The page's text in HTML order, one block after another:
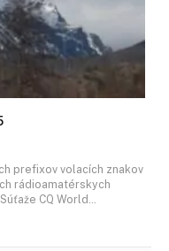
prefixov volacích znakov
rádioamatérskych
CQ World…